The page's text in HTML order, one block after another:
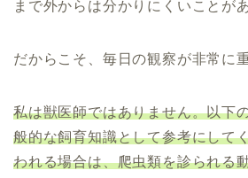
まで外からは分かりにくいことが
だからこそ、毎日の観察が非常に
私は獣医師ではありません。以下
般的な飼育知識として参考にして
われる場合は、爬虫類を診られる